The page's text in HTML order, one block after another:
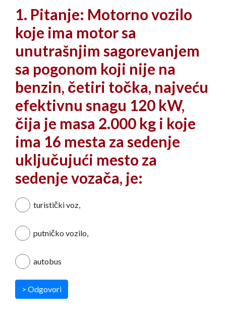
1. Pitanje: Motorno vozilo
koje ima motor sa
unutrašnjim sagorevanjem
sa pogonom koji nije na
benzin, četiri točka, najveću
efektivnu snagu 120 kW,
čija je masa 2.000 kg i koje
ima 16 mesta za sedenje
uključujući mesto za
sedenje vozača, je:
turistički voz,
putničko vozilo,
autobus
> Odgovori